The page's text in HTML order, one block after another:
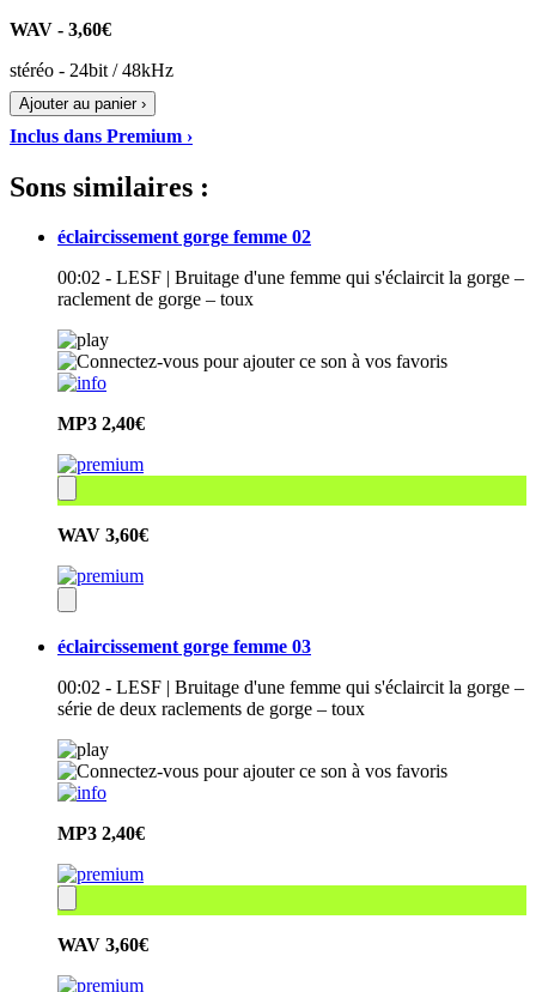
WAV - 3,60€
stéréo - 24bit / 48kHz
Ajouter au panier ›
Inclus dans Premium ›
Sons similaires :
éclaircissement gorge femme 02
00:02 - LESF | Bruitage d'une femme qui s'éclaircit la gorge –
raclement de gorge – toux
MP3 2,40€
WAV 3,60€
éclaircissement gorge femme 03
00:02 - LESF | Bruitage d'une femme qui s'éclaircit la gorge –
série de deux raclements de gorge – toux
MP3 2,40€
WAV 3,60€